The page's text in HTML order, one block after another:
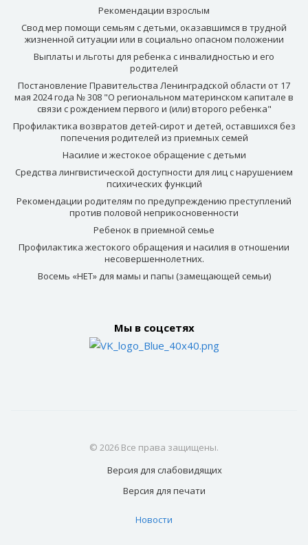
Рекомендации взрослым
Свод мер помощи семьям с детьми, оказавшимся в трудной
жизненной ситуации или в социально опасном положении
Выплаты и льготы для ребенка с инвалидностью и его
родителей
Постановление Правительства Ленинградской области от 17
мая 2024 года № 308 "О региональном материнском капитале в
связи с рождением первого и (или) второго ребенка"
Профилактика возвратов детей-сирот и детей, оставшихся без
попечения родителей из приемных семей
Насилие и жестокое обращение с детьми
Средства лингвистической доступности для лиц с нарушением
психических функций
Рекомендации родителям по предупреждению преступлений
против половой неприкосновенности
Ребенок в приемной семье
Профилактика жестокого обращения и насилия в отношении
несовершеннолетних.
Восемь «НЕТ» для мамы и папы (замещающей семьи)
Мы в соцсетях
© 2026 Все права защищены.
Версия для слабовидящих
Версия для печати
Новости